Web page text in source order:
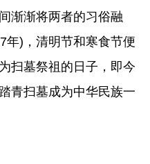
渐渐将两者的习俗融
年)，清明节和寒食节便
扫墓祭祖的日子，即今
青扫墓成为中华民族一